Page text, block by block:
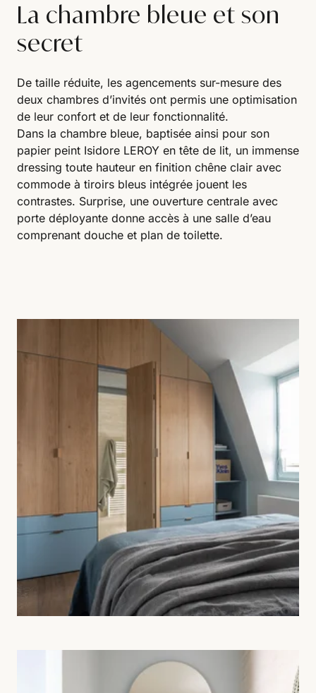
La chambre bleue et son
secret
De taille réduite, les agencements sur-mesure des
deux chambres d’invités ont permis une optimisation
de leur confort et de leur fonctionnalité.
Dans la chambre bleue, baptisée ainsi pour son
papier peint Isidore LEROY en tête de lit, un immense
dressing toute hauteur en finition chêne clair avec
commode à tiroirs bleus intégrée jouent les
contrastes. Surprise, une ouverture centrale avec
porte déployante donne accès à une salle d’eau
comprenant douche et plan de toilette.